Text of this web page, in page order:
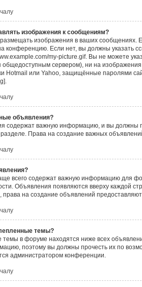
изображения к сообщениям?
изображения в ваших сообщениях.
конференцию. Если нет, вы должны указать
my-picture.gif. Вы не можете
общедоступным сервером), ни на
Hotmail или Yahoo, защищённые паролями
объявления?
содержат важную информацию, и вы должны
Права на создание важных
всего содержат важную информацию для
Объявления появляются вверху каждой
права на создание объявлений
темы?
в форуме находятся ниже всех
поэтому вы должны прочесть их по
администратором конференции.